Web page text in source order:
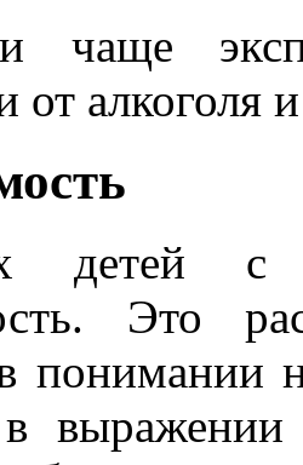
чаще
от алкоголя
детей с
Это
понимании
в